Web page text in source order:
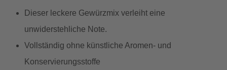
Dieser leckere Gewürzmix verleiht eine
unwiderstehliche Note.
Vollständig ohne künstliche Aromen- und
Konservierungsstoffe